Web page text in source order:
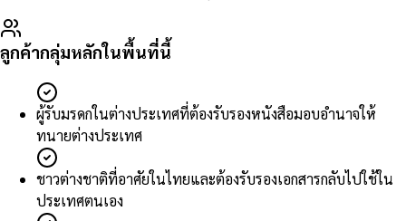
ลูกค้ากลุ่มหลักในพื้นที่นี้
ผู้รับมรดกในต่างประเทศที่ต้องรับรองหนังสือมอบอำนาจให้
ทนายต่างประเทศ
ชาวต่างชาติที่อาศัยในไทยและต้องรับรองเอกสารกลับไปใช้ใน
ประเทศตนเอง